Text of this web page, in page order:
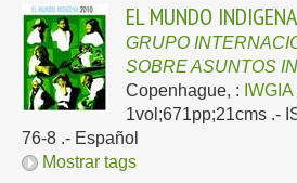
EL MUNDO
GRUPO
SOBRE ASUNTOS
Copenhague, : IWGIA
1vol;671pp;21cms .-
76-8 .- Español
Mostrar tags